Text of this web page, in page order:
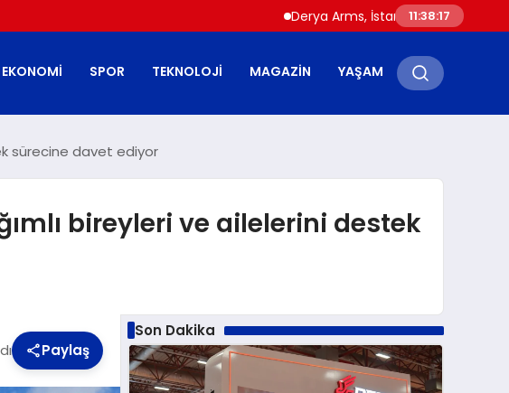
Derya Arms, İstanbul Prohunt 2026’da
11:38:18
EKONOMI SPOR TEKNOLOJI MAGAZIN YAŞAM
sürecine davet ediyor
bireyleri ve ailelerini destek
Paylaş
Son Dakika